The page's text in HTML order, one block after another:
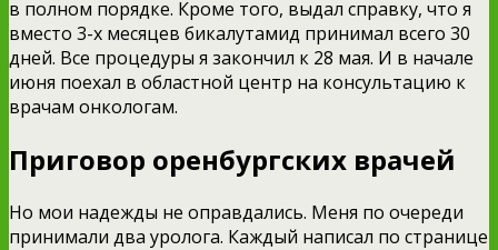
в полном порядке. Кроме того, выдал справку, что я
вместо 3-х месяцев бикалутамид принимал всего 30
дней. Все процедуры я закончил к 28 мая. И в начале
июня поехал в областной центр на консультацию к
врачам онкологам.
Приговор оренбургских врачей
Но мои надежды не оправдались. Меня по очереди
принимали два уролога. Каждый написал по странице